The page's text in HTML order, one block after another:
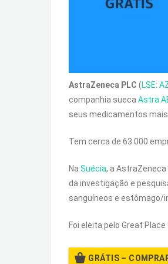
AstraZeneca PLC (LSE:
companhia sueca Astra
seus medicamentos
Tem cerca de 63 000
Na Suécia, a
da investigação e
sanguíneos e estômago/
Foi eleita pelo Great
GRÁTIS –